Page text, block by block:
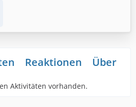
Reaktionen Über
Aktivitäten vorhanden.